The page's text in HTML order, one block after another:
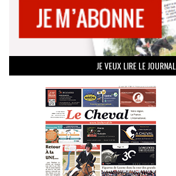
JE VEUX LIRE LE JOURNAL